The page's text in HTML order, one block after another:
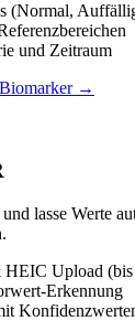
(Normal,
und Zeitraum
→
lasse Werte
HEIC Upload
Erkennung